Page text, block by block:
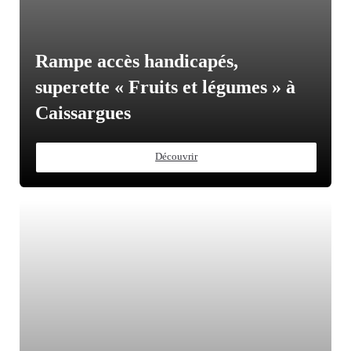
Rampe accès handicapés,
superette « Fruits et légumes » à
Caissargues
Découvrir